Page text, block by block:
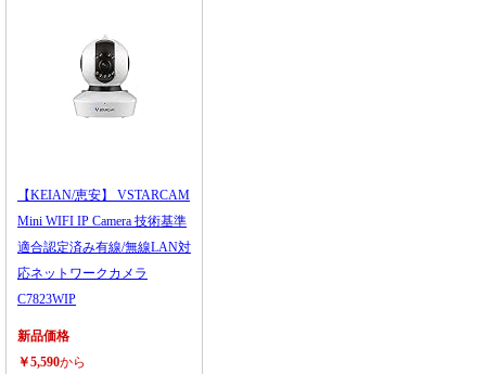
【KEIAN/恵安】 VSTARCAM
Mini WIFI IP Camera 技術基準
適合認定済み有線/無線LAN対
応ネットワークカメラ
C7823WIP
新品価格
￥5,590から